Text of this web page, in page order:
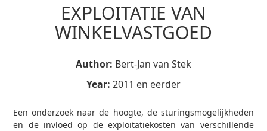
EXPLOITATIE VAN
WINKELVASTGOED
Author: Bert-Jan van Stek
Year: 2011 en eerder
Een onderzoek naar de hoogte, de sturingsmogelijkheden
en de invloed op de exploitatiekosten van verschillende